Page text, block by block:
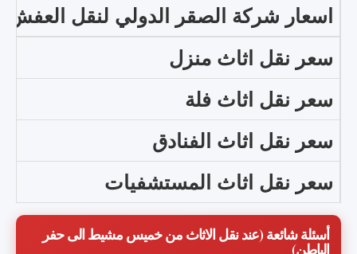
اسعار شركة الصقر الدولي لنقل العفش
سعر نقل اثاث منزل
سعر نقل اثاث فلة
سعر نقل اثاث الفنادق
سعر نقل اثاث المستشفيات
أسئلة شائعة (عند نقل الاثاث من خميس مشيط الى حفر
الباطن)